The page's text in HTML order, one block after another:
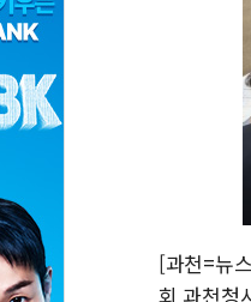
[과천=뉴
회 과천청